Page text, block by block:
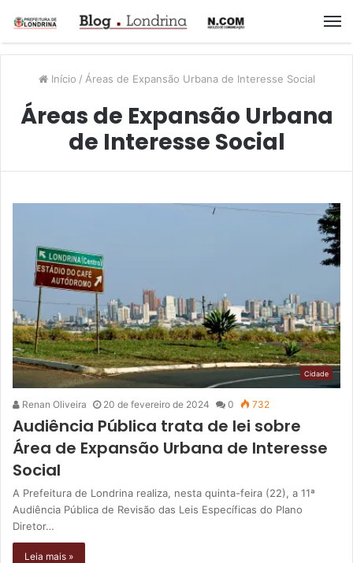
Início / Áreas de Expansão Urbana de Interesse Social
Áreas de Expansão Urbana
de Interesse Social
Cidade
Renan Oliveira 20 de fevereiro de 2024 0 732
Audiência Pública trata de lei sobre
Área de Expansão Urbana de Interesse
Social
A Prefeitura de Londrina realiza, nesta quinta-feira (22), a 11ª
Audiência Pública de Revisão das Leis Específicas do Plano
Diretor…
Leia mais »